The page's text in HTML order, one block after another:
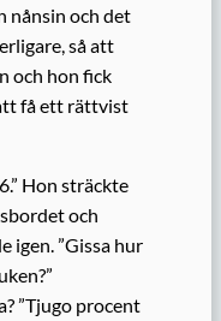
nånsin och det
så att
och hon fick
få ett rättvist
Hon sträckte
och
igen. ”Gissa hur
”Tjugo procent